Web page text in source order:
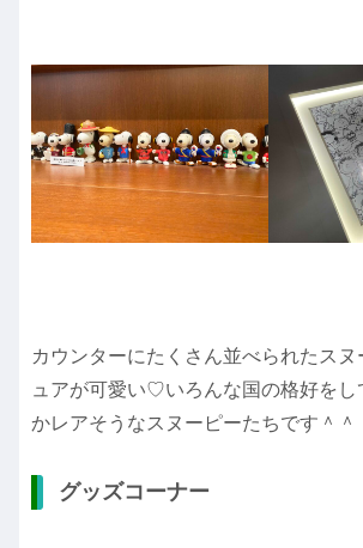
カウンターにたくさん並べられたス
ュアが可愛い♡いろんな国の格好をし
かレアそうなスヌーピーたちです＾＾
グッズコーナー